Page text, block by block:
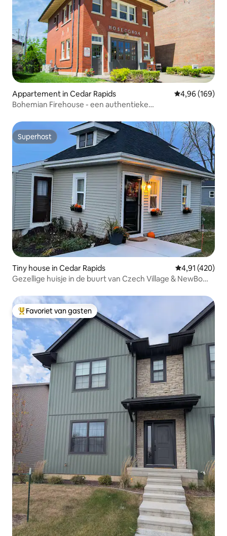
Appartement in Cedar Rapids Gemiddelde
4,96 (169)
Bohemian Firehouse - een authentieke
Superhost
Superhost
Tiny house in Cedar Rapids Gemiddelde
4,91 (420)
Gezellige huisje in de buurt van Czech Village & NewBo
Topfavoriet van gasten
Favoriet van gasten